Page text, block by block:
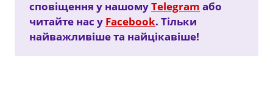
сповіщення у нашомуTelegram або
читайте нас у Facebook. Тільки
найважливіше та найцікавіше!